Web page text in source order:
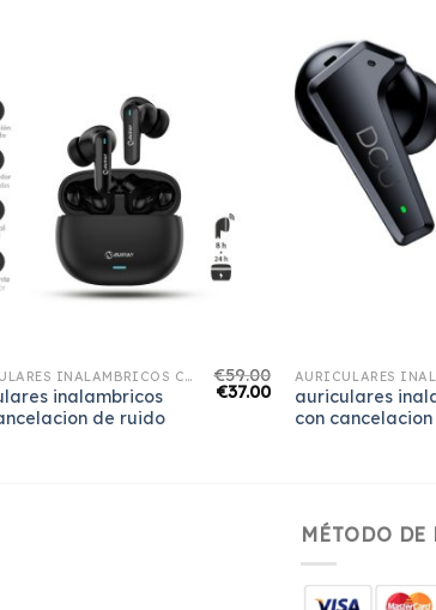
AURICULARES INALAMBRICOS CON CANCELACION DE RUIDO
inalambricos
de ruido
€59.00
€37.00
auriculares
con
MÉTODO DE